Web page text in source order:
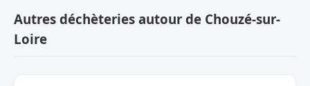
Autres déchèteries autour de Chouzé-sur-
Loire